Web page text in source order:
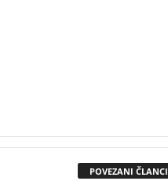
POVEZANI ČLANCI